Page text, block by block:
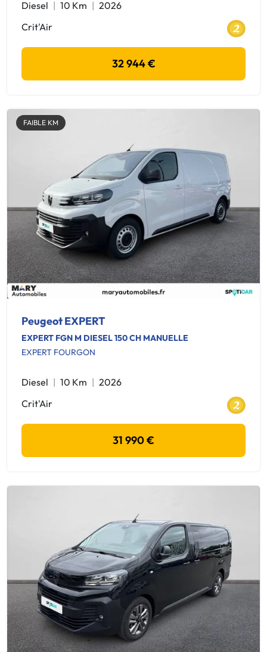
Diesel 10 Km
2026
Crit'Air
32 944 €
FAIBLE KM
Peugeot EXPERT
EXPERT FGN M DIESEL 150 CH MANUELLE
EXPERT FOURGON
Diesel 10 Km
2026
Crit'Air
31 990 €